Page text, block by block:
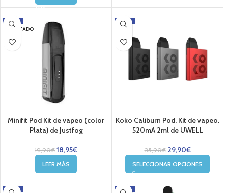
-5%
AGOTADO
Minifit Pod Kit de vapeo (color
Plata) de Justfog
19,90€ 18,95€
LEER MÁS
-17%
Koko Caliburn Pod. Kit de vapeo.
520mA 2ml de UWELL
35,90€ 29,90€
SELECCIONAR OPCIONES
-17%
-23%